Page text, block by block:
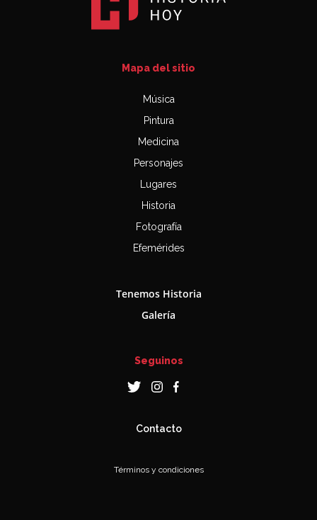
Mapa del sitio
Música
Pintura
Medicina
Personajes
Lugares
Historia
Fotografía
Efemérides
Tenemos Historia
Galería
Seguinos
Contacto
Términos y condiciones